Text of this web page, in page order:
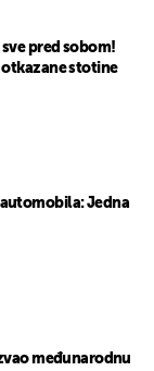
sve pred sobom!
otkazane stotine
Jedna
međunarodnu